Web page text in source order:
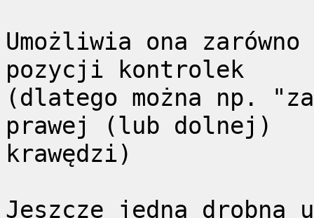
Umożliwia ona
pozycji kontrolek
(dlatego można np.
prawej (lub dolnej)
krawędzi)
Jeszcze jedna drobna